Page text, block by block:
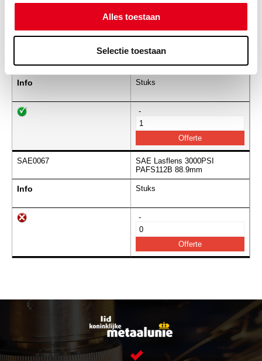
Alles toestaan
Selectie toestaan
-
SAE Lasflens 3000PSI
PAFS110B 76.1mm
Info Stuks
-
SAE0067
SAE Lasflens 3000PSI
PAFS112B 88.9mm
Info Stuks
-